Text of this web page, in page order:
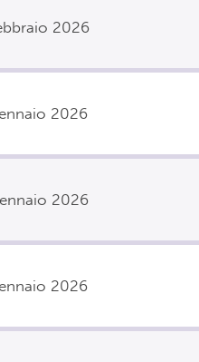
2026
2026
2026
2026